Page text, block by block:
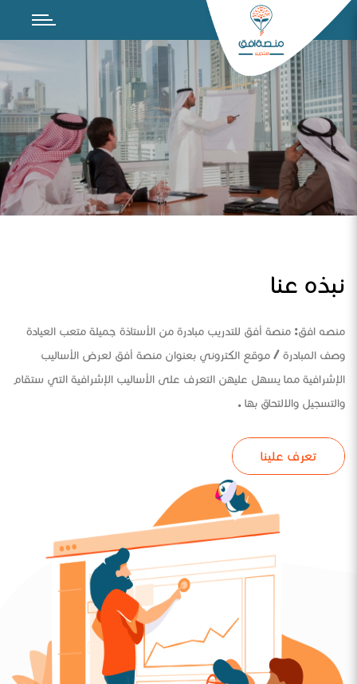
نبذه عنا
منصه افق: منصة أفق للتدريب مبادرة من الأستاذة جميلة متعب العيادة
وصف المبادرة / موقع الكتروني بعنوان منصة أفق لعرض الأساليب
الإشرافية مما يسهل عليهن التعرف على الأساليب الإشرافية التي ستقام
والتسجيل والالتحاق بها .
تعرف علينا